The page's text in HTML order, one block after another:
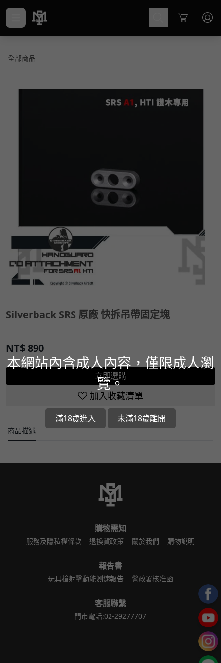
Cart
全部商品
Silverback SRS 原廠 快拆吊帶固定塊
NT$890
立即選購
加入收藏清單
商品描述
購物需知
服務及隱私權條款 退換貨政策 關於我們 購物說明
報告書
玩具槍射擊動能測速報告 警政署核准函
客服聯繫
門市電話:02-29277707
本網站內含成人內容，僅限成人瀏
覽。
滿18歲進入 未滿18歲離開